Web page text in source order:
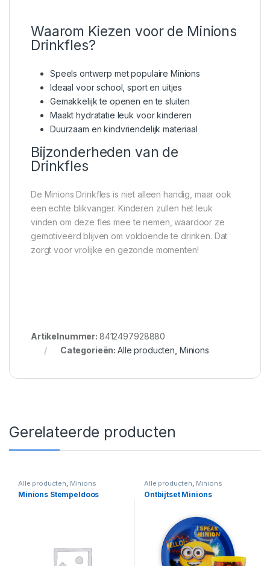
Waarom Kiezen voor de Minions
Drinkfles?
Speels ontwerp met populaire Minions
Ideaal voor school, sport en uitjes
Gemakkelijk te openen en te sluiten
Maakt hydratatie leuk voor kinderen
Duurzaam en kindvriendelijk materiaal
Bijzonderheden van de
Drinkfles
De Minions Drinkfles is niet alleen handig, maar ook
een echte blikvanger. Kinderen zullen het leuk
vinden om deze fles mee te nemen, waardoor ze
gemotiveerd blijven om voldoende te drinken. Dat
zorgt voor vrolijke en gezonde momenten!
Artikelnummer: 8412497928880
Categorieën:Alle producten Minions
Gerelateerde producten
Alle producten, Minions
Minions Stempeldoos
Alle producten, Minions
Ontbijtset Minions